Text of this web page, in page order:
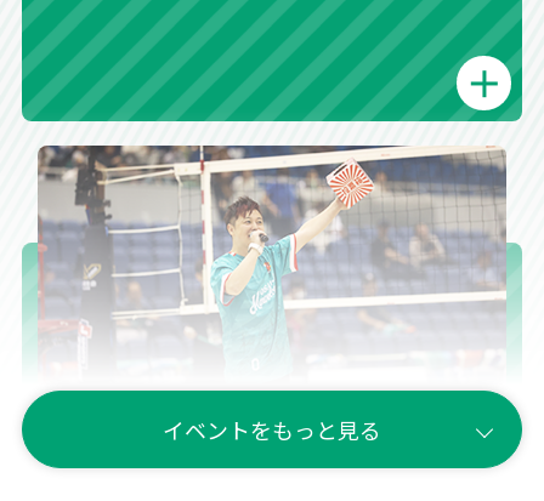
イベントをもっと見る